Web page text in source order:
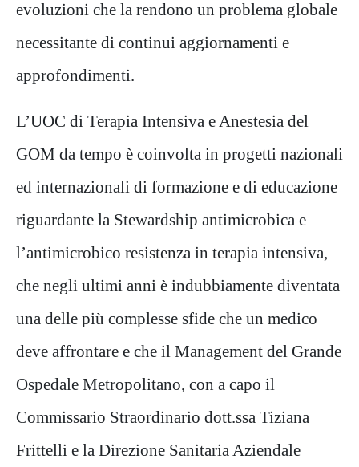
evoluzioni che la rendono un problema globale
necessitante di continui aggiornamenti e
approfondimenti.
L’UOC di Terapia Intensiva e Anestesia del
GOM da tempo è coinvolta in progetti nazionali
ed internazionali di formazione e di educazione
riguardante la Stewardship antimicrobica e
l’antimicrobico resistenza in terapia intensiva,
che negli ultimi anni è indubbiamente diventata
una delle più complesse sfide che un medico
deve affrontare e che il Management del Grande
Ospedale Metropolitano, con a capo il
Commissario Straordinario dott.ssa Tiziana
Frittelli e la Direzione Sanitaria Aziendale